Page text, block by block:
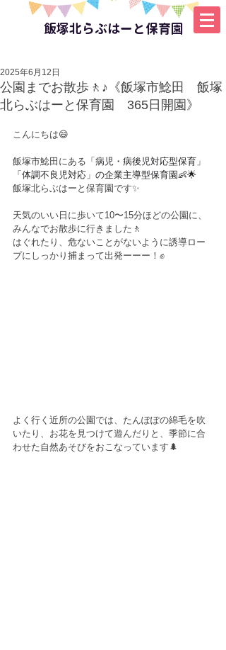
飯塚北らぶはーと保育園
公園までお散歩🚶♪《飯塚市鯰田 飯塚
北らぶはーと保育園 365日開園》
2025年6月12日
こんにちは😄
飯塚市鯰田にある 「病児・病後児対応型保育」
「体調不良児対応」の企業主導型保育園👶🌟
飯塚北らぶはーと保育園です✨
天気のいい日に歩いて10〜15分ほどの公園に、
みんなでお散歩に行きました🚶
はぐれたり、危ないことがないように誘導ロー
プにしっかり捕まって出発ーーー！✊
よく行く近所の公園では、たんぽぽの綿毛を吹
いたり、お花を見つけて遊んだりと、季節に合
わせた自然あそびをおこなっています🌲